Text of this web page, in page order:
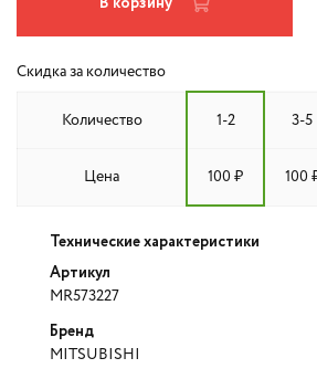
Скидка за количество
Количество 1-2 3-5
Цена 100 ₽ 100
Технические характеристики
Артикул
MR573227
Бренд
MITSUBISHI